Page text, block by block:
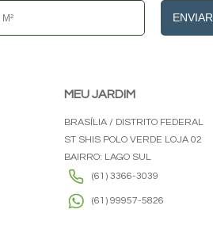
ENVIAR
MEU JARDIM
BRASÍLIA / DISTRITO FEDERAL
ST SHIS POLO VERDE LOJA 02
BAIRRO: LAGO SUL
(61) 3366-3039
(61) 99957-5826